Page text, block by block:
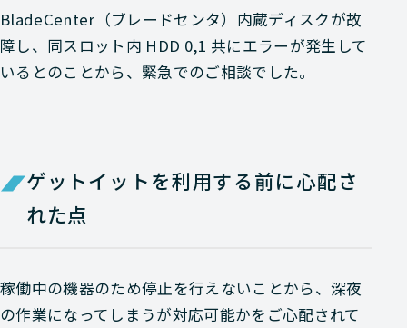
BladeCenter（ブレードセンタ）内蔵ディスクが故
障し、同スロット内 HDD 0,1 共にエラーが発生して
いるとのことから、緊急でのご相談でした。
ゲットイットを利用する前に心配さ
れた点
稼働中の機器のため停止を行えないことから、深夜
の作業になってしまうが対応可能かをご心配されて